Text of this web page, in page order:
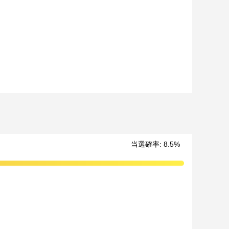
則として期間終了後の翌日12時以降に通知します）
当選確率: 8.5%